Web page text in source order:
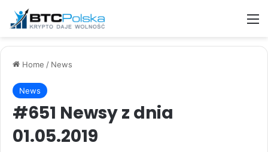
Home / News
News
#651 Newsy z dnia
01.05.2019